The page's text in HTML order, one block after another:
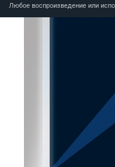
Любое воспроизведение или